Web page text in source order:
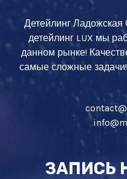
Детейлинг
детейлинг LUX мы
данном рынке!
самые сложные
ЗАПИСЬ